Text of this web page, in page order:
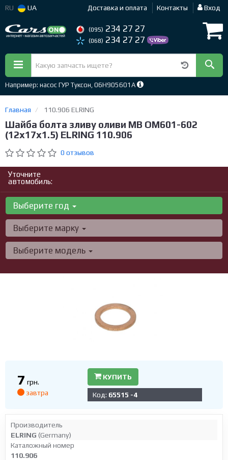
RU UA Доставка и оплата Контакты Вход
(095) 234 27 27
(068) 234 27 27
Например: насос ГУР Туксон, 06H905601A
Главная 110.906 ELRING
Шайба болта зливу оливи MB OM601-602
(12x17x1.5) ELRING 110.906
0 отзывов
Уточните
автомобиль:
Выберите год
Выберите марку
Выберите модель
7 грн.
завтра
КУПИТЬ
Код: 65515 -4
Производитель
ELRING (Germany)
Каталожный номер
110.906